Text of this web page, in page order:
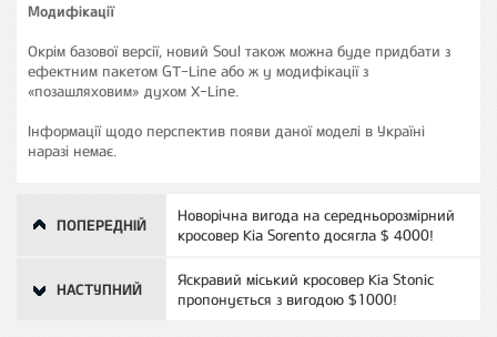
Модифікації
Окрім базової версії, новий Soul також можна буде придбати з
ефектним пакетом GT-Line або ж у модифікації з
«позашляховим» духом X-Line.
Інформації щодо перспектив появи даної моделі в Україні
наразі немає.
ПОПЕРЕДНІЙ
Новорічна вигода на середньорозмірний
кросовер Kia Sorento досягла $ 4000!
НАСТУПНИЙ
Яскравий міський кросовер Kia Stonic
пропонується з вигодою $1000!